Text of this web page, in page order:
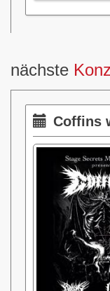
nächste
Coffins w/